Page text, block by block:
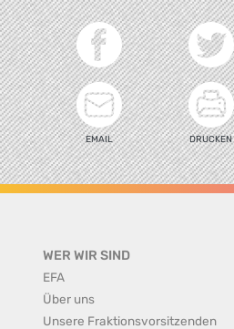
EMAIL DRUCKEN
WER WIR SIND
EFA
Über uns
Unsere Fraktionsvorsitzenden